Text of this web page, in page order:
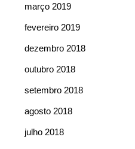
março 2019
fevereiro 2019
dezembro 2018
outubro 2018
setembro 2018
agosto 2018
julho 2018